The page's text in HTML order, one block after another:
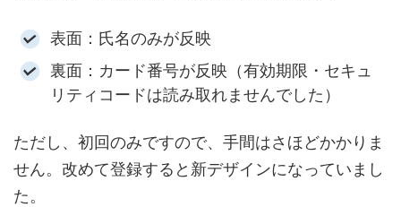
表面：氏名のみが反映
裏面：カード番号が反映（有効期限・セキュ
リティコードは読み取れませんでした）
ただし、初回のみですので、手間はさほどかかりま
せん。改めて登録すると新デザインになっていまし
た。